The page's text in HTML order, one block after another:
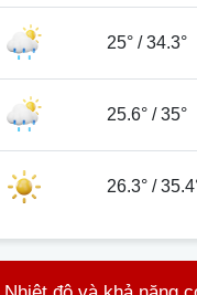
25° /34.3°
25.6° /35°
26.3° /